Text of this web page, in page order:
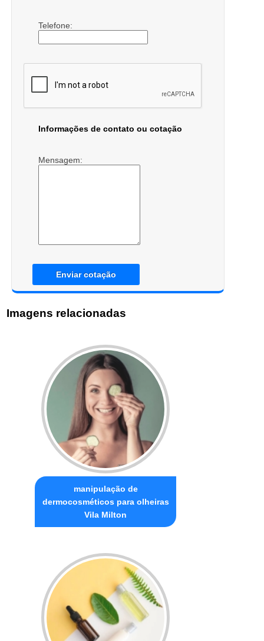
Telefone:
Informações de contato ou cotação
Mensagem:
Enviar cotação
Imagens relacionadas
manipulação de
dermocosméticos para olheiras
Vila Milton